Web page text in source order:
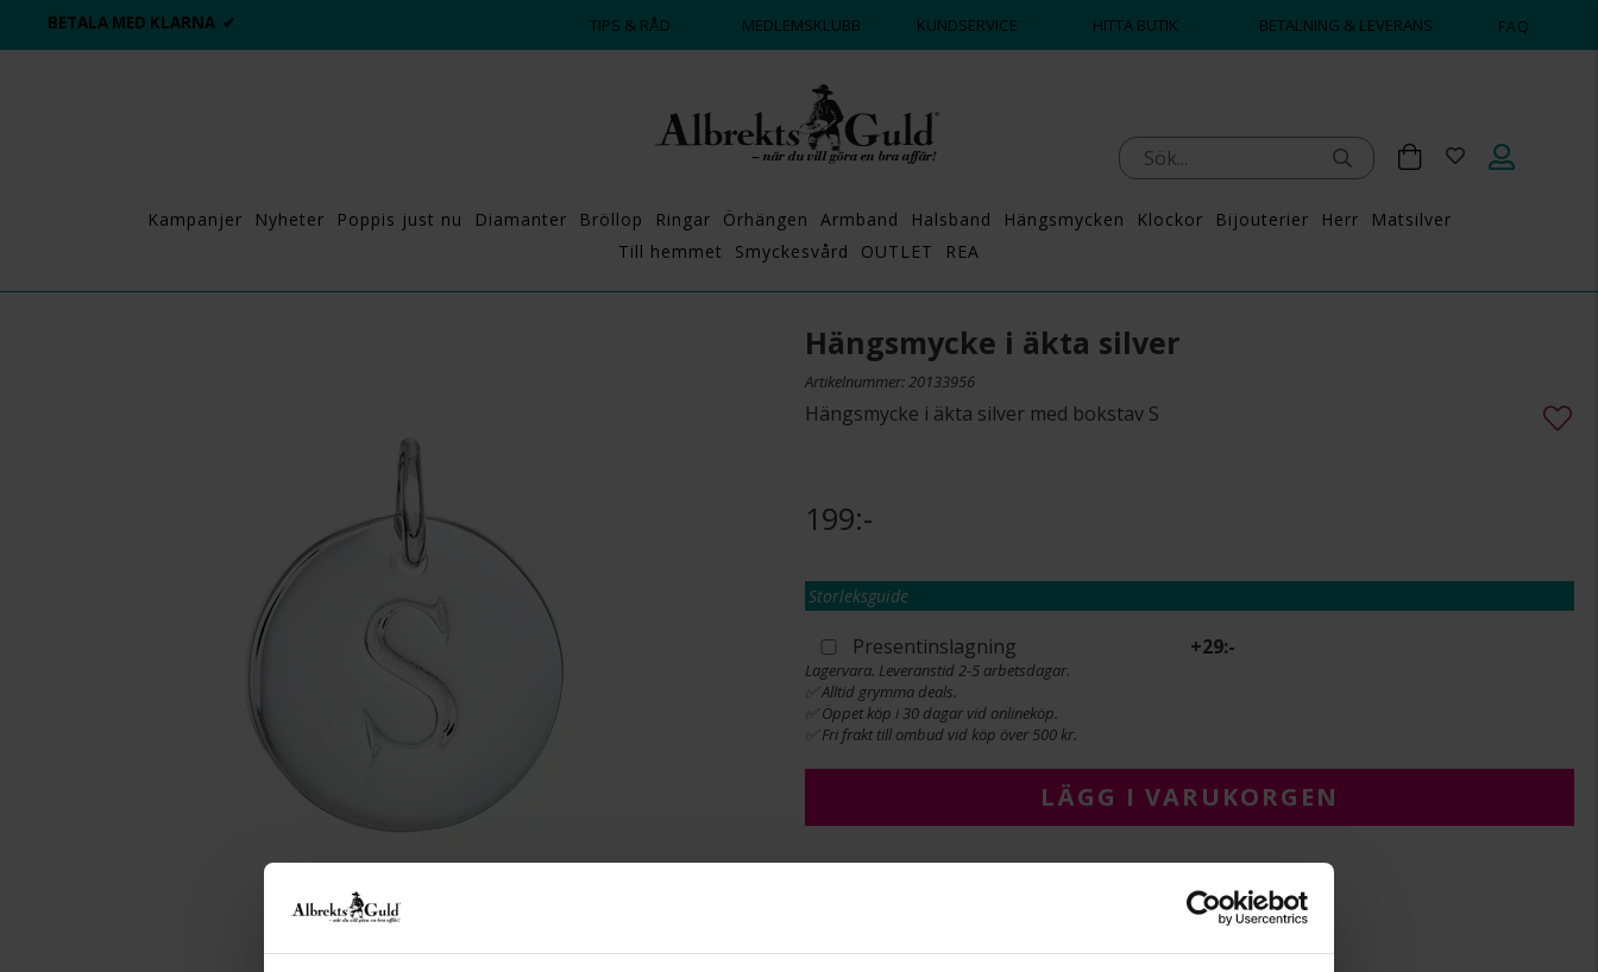
BETALA MED KLARNA ✔ ALLTID BRA PRISER ✔ DAGS ATT POPPA?
TIPS & RÅD MEDLEMSKLUBB KUNDSERVICE HITTA BUTIK BETALNING & LEVERANS FAQ
Kampanjer Nyheter Poppis just nu Diamanter Bröllop Ringar Örhängen Armband Halsband Hängsmycken Klockor Bijouterier Herr
Matsilver
Till hemmet
Smyckesvård OUTLET REA
Hängsmycke i äkta silver
Artikelnummer: 20133956
Hängsmycke i äkta silver med bokstav S
199:-
Storleksguide
Presentinslagning +29:-
Lagervara. Leveranstid 2-5 arbetsdagar.
✅ Alltid grymma deals.
✅ Öppet köp i 30 dagar vid onlineköp.
✅ Fri frakt till ombud vid köp över 500 kr.
LÄGG I VARUKORGEN
BREDD CA (MM)
12